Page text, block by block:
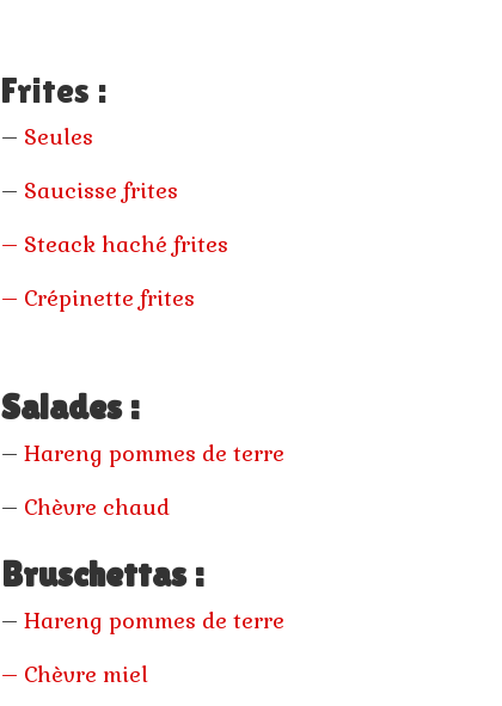
Frites :
– Seules
– Saucisse frites
– Steack haché frites
– Crépinette frites
Salades :
–Hareng pommes de terre
– Chèvre chaud
Bruschettas :
–Hareng pommes de terre
– Chèvre miel